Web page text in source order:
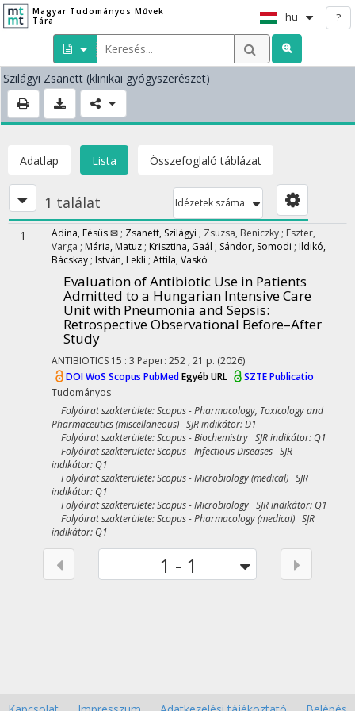
Magyar Tudományos Művek
Tára
hu ?
Szilágyi Zsanett (klinikai gyógyszerészet)
Adatlap Lista Összefoglaló táblázat
1 találat Idézetek száma
1 Adina, Fésüs ✉ ; Zsanett, Szilágyi ; Zsuzsa, Beniczky ; Eszter,
Varga ; Mária, Matuz ; Krisztina, Gaál ; Sándor, Somodi ; Ildikó,
Bácskay ; István, Lekli ; Attila, Vaskó
Evaluation of Antibiotic Use in Patients
Admitted to a Hungarian Intensive Care
Unit with Pneumonia and Sepsis:
Retrospective Observational Before–After
Study
ANTIBIOTICS 15 : 3 Paper: 252 , 21 p. (2026)
DOIWoS Scopus PubMedEgyéb URL
SZTE Publicatio
Tudományos
Folyóirat szakterülete: Scopus - Pharmacology, Toxicology and
Pharmaceutics (miscellaneous) SJR indikátor: D1
Folyóirat szakterülete: Scopus - Biochemistry SJR indikátor: Q1
Folyóirat szakterülete: Scopus - Infectious Diseases SJR
indikátor: Q1
Folyóirat szakterülete: Scopus - Microbiology (medical) SJR
indikátor: Q1
Folyóirat szakterülete: Scopus - Microbiology SJR indikátor: Q1
Folyóirat szakterülete: Scopus - Pharmacology (medical) SJR
indikátor: Q1
1 - 1